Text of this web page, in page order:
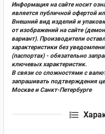
Информация на сайте носит
является публичной офертой
Внешний вид изделий и
от изображений на сайте
вариант). Производители
характеристики без
(паспортах) - обязательно
ключевых характеристик.
В связи со сложностями с
запрашивать подтверждения
Москве и Санкт-Петербурге